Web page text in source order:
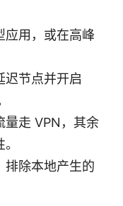
应用，或在高峰
迟节点并开启
量走 VPN，其余
排除本地产生的